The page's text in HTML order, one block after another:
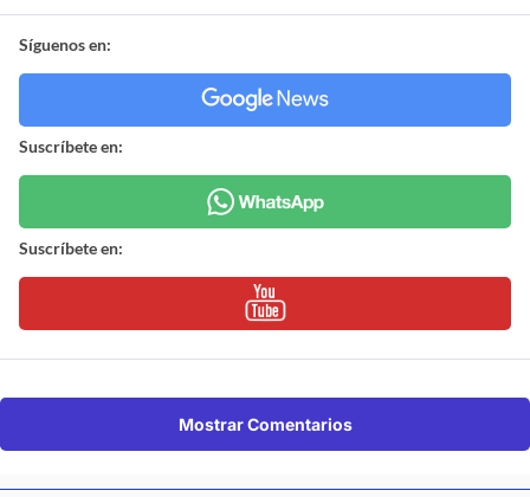
Síguenos en:
Suscríbete en:
Suscríbete en:
Mostrar Comentarios